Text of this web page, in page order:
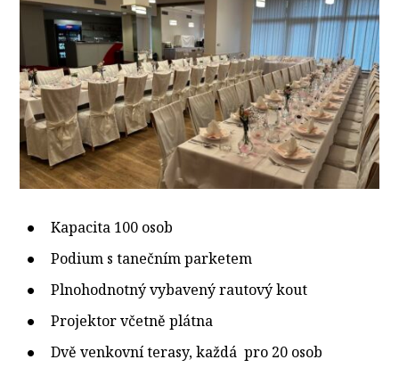
Kapacita 100 osob
Podium s tanečním parketem
Plnohodnotný vybavený rautový kout
Projektor včetně plátna
Dvě venkovní terasy, každá pro 20 osob